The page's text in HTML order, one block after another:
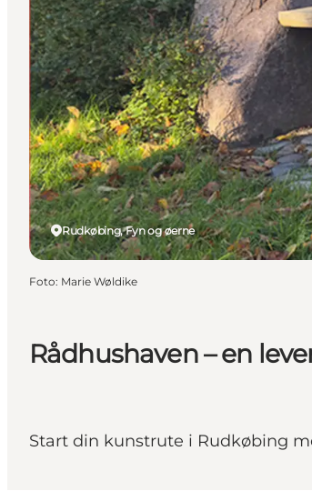
Rådhushaven – en
Start din kunstrute i Rudkøbing
Rudkøbing, Fyn og øerne
Foto: Marie Wøldike